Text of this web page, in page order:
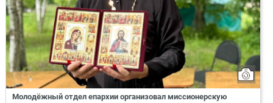
Молодёжный отдел епархии организовал миссионерскую